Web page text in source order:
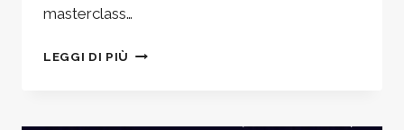
masterclass…
LEGGI DI PIÙ INTERVISTA